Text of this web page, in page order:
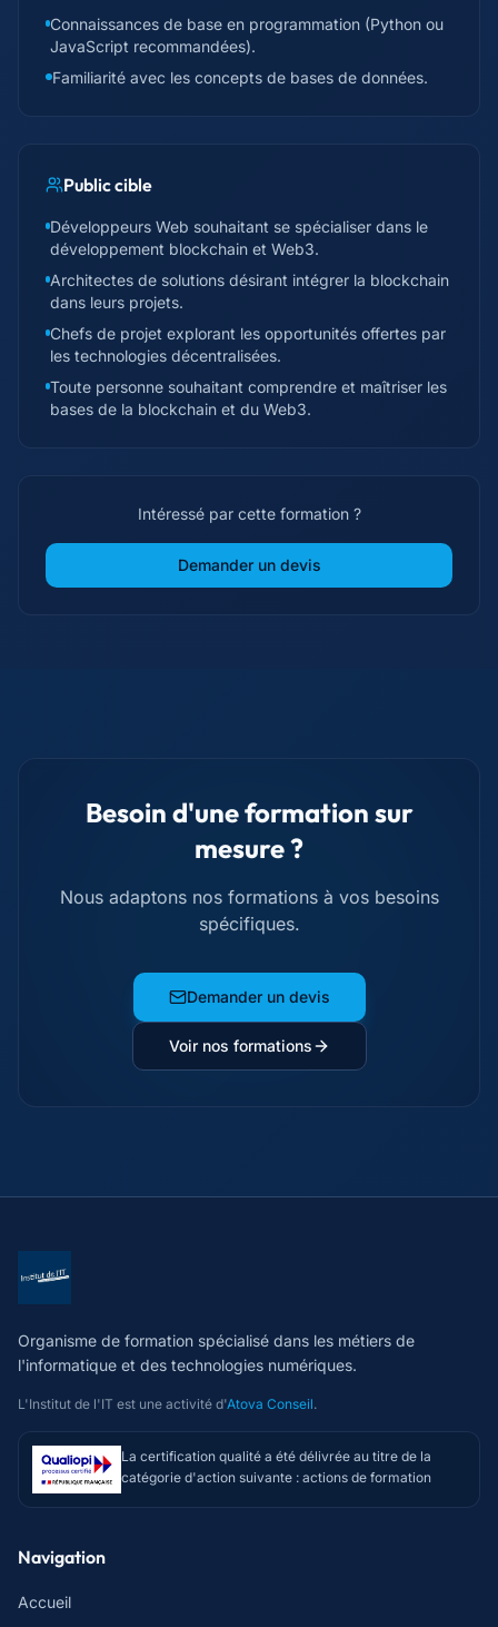
Connaissances de base en programmation (Python ou
JavaScript recommandées).
Familiarité avec les concepts de bases de données.
Public cible
Développeurs Web souhaitant se spécialiser dans le
développement blockchain et Web3.
Architectes de solutions désirant intégrer la blockchain
dans leurs projets.
Chefs de projet explorant les opportunités offertes par
les technologies décentralisées.
Toute personne souhaitant comprendre et maîtriser les
bases de la blockchain et du Web3.
Intéressé par cette formation ?
Demander un devis
Besoin d'une formation sur
mesure ?
Nous adaptons nos formations à vos besoins
spécifiques.
Demander un devis
Voir nos formations
Organisme de formation spécialisé dans les métiers de
l'informatique et des technologies numériques.
L'Institut de l'IT est une activité d'Atova Conseil.
La certification qualité a été délivrée au titre de la
catégorie d'action suivante : actions de formation
Navigation
Accueil